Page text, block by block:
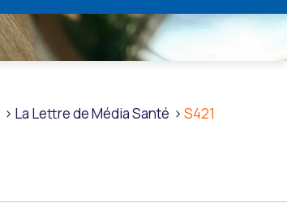
La Lettre de Média Santé S421